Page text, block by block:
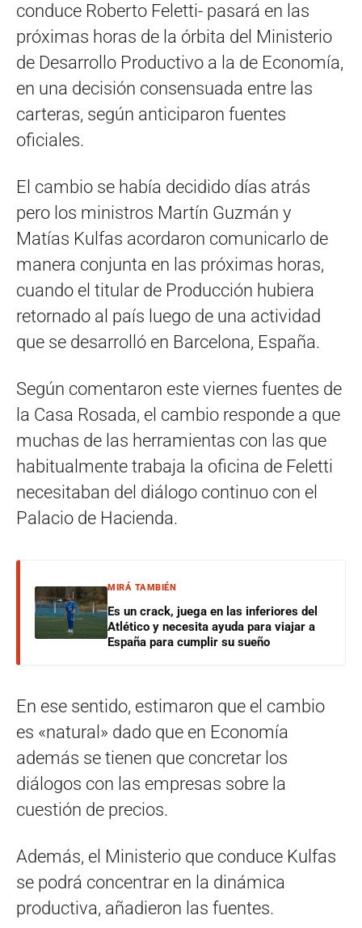
conduce Roberto Feletti- pasará en las
próximas horas de la órbita del Ministerio
de Desarrollo Productivo a la de Economía,
en una decisión consensuada entre las
carteras, según anticiparon fuentes
oficiales.
El cambio se había decidido días atrás
pero los ministros Martín Guzmán y
Matías Kulfas acordaron comunicarlo de
manera conjunta en las próximas horas,
cuando el titular de Producción hubiera
retornado al país luego de una actividad
que se desarrolló en Barcelona, España.
Según comentaron este viernes fuentes de
la Casa Rosada, el cambio responde a que
muchas de las herramientas con las que
habitualmente trabaja la oficina de Feletti
necesitaban del diálogo continuo con el
Palacio de Hacienda.
MIRÁ TAMBIÉN
Es un crack, juega en las inferiores del
Atlético y necesita ayuda para viajar a
España para cumplir su sueño
En ese sentido, estimaron que el cambio
es «natural» dado que en Economía
además se tienen que concretar los
diálogos con las empresas sobre la
cuestión de precios.
Además, el Ministerio que conduce Kulfas
se podrá concentrar en la dinámica
productiva, añadieron las fuentes.